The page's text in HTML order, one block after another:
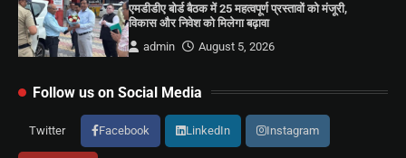
एमडीडीए बोर्ड बैठक में 25 महत्वपूर्ण प्रस्तावों को मंजूरी,
विकास और निवेश को मिलेगा बढ़ावा
admin
August 5, 2026
Follow us on Social Media
Twitter Facebook LinkedIn Instagram